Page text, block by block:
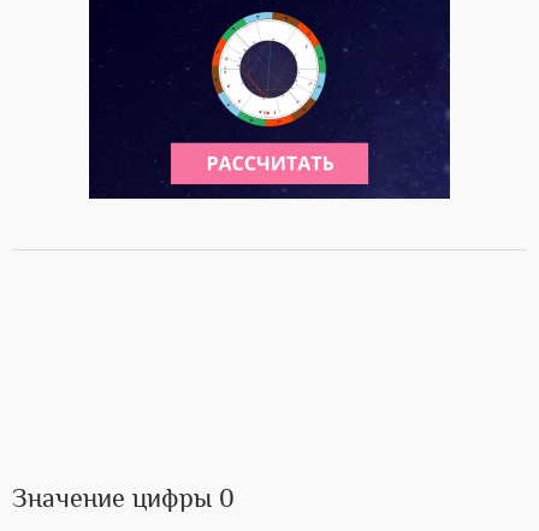
Значение цифры 0